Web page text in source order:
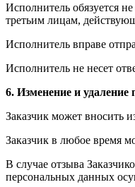
Исполнитель обязуется
третьим лицам,
Исполнитель вправе
Исполнитель не несет
6. Изменение и
Заказчик может вносить
Заказчик в любое время
В случае отзыва
персональных данных